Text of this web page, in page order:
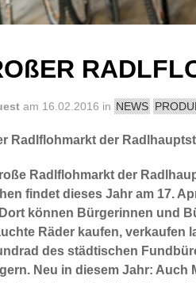
am 16.02.2016 in NEWS
Radlflohmarkt der
Radlflohmarkt der
findet dieses Jahr am 17.
können Bürgerinnen und
Räder kaufen, verkaufen
des städtischen
Neu in diesem Jahr: Auch